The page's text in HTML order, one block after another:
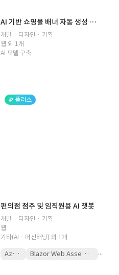
AI 기반 쇼핑몰 배너 자동 생성 솔루션
개발 · 디자인 · 기획
웹 외 1개
AI 모델 구축
플러스
편의점 점주 및 임직원용 AI 챗봇
개발 · 디자인 · 기획
웹
기타(AIㆍ머신러닝) 외 1개
Azure Blazor Web Assembly ...